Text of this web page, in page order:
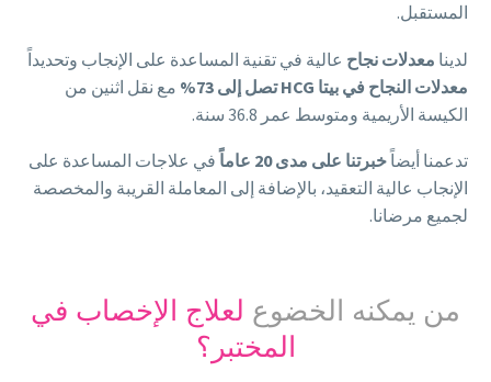
المستقبل.
لدينا معدلات نجاح عالية في تقنية المساعدة على الإنجاب وتحديداً
معدلات النجاح في بيتا HCGتصل إلى 73%
مع نقل اثنين من
الكيسة الأريمية ومتوسط عمر 36.8 سنة.
تدعمنا أيضاً خبرتنا على مدى 20 عاماً
في علاجات المساعدة على
الإنجاب عالية التعقيد، بالإضافة إلى المعاملة القريبة والمخصصة
لجميع مرضانا.
من يمكنه الخضوع لعلاج الإخصاب في
المختبر ؟